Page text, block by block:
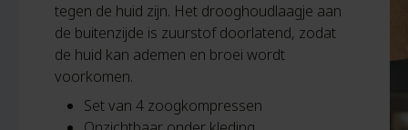
tegen de huid zijn. Het drooghoudlaagje aan
de buitenzijde is zuurstof doorlatend, zodat
de huid kan ademen en broei wordt
voorkomen.
Set van 4 zoogkompressen